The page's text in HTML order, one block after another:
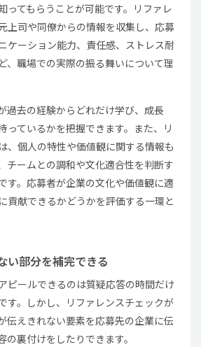
ってもらうことが可能です。リファレ
上司や同僚からの情報を収集し、応募
ケーション能力、責任感、ストレス耐
、職場での実際の振る舞いについて理
過去の経験からどれだけ学び、成長
っているかを把握できます。また、リ
、個人の特性や価値観に関する情報も
チームとの調和や文化適合性を判断す
す。応募者が企業の文化や価値観に適
貢献できるかどうかを評価する一環と
い部分を補完できる
ピールできるのは質疑応答の時間だけ
す。しかし、リファレンスチェックが
伝えきれない要素を応募先の企業に伝
の裏付けをしたりできます。